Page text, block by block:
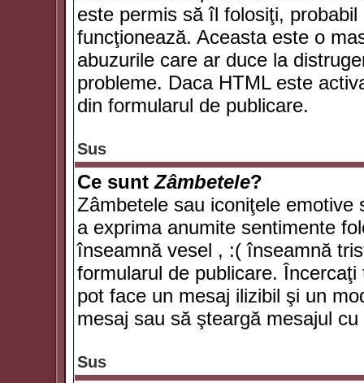
este permis să îl folosiţi,
funcţionează. Aceasta este o
abuzurile care ar duce la
probleme. Daca HTML este
din formularul de publicare.
Sus
Ce suntZâmbetele?
Zâmbetele sau iconiţele
a exprima anumite sentimente
înseamnă vesel , :( înseamnă
formularul de publicare.
pot face un mesaj ilizibil şi un
mesaj sau să şteargă mesajul cu
Sus